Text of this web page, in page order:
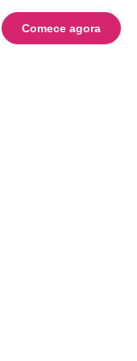
Comece agora